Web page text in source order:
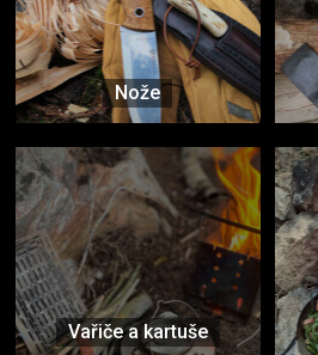
Nože
Vařiče a kartuše